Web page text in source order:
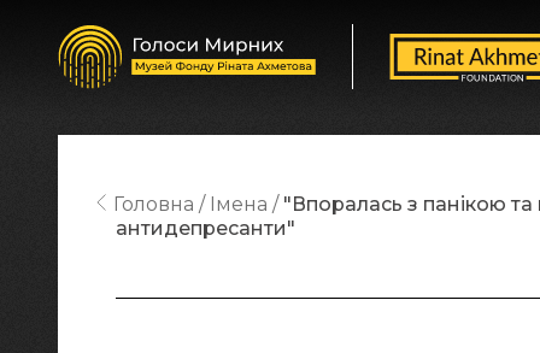
Головна Імена
"Впоралась з панікою
антидепресанти"